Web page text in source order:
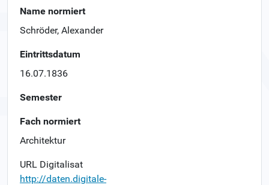
Name normiert
Schröder, Alexander
Eintrittsdatum
16.07.1836
Semester
Fach normiert
Architektur
URL Digitalisat
http://daten.digitale-